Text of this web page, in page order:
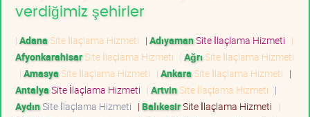
verdiğimiz şehirler
| Adana Site İlaçlama Hizmeti | AdıyamanSite İlaçlama Hizmeti |
AfyonkarahisarSite İlaçlama Hizmeti | Ağrı Site İlaçlama Hizmeti
| Amasya Site İlaçlama Hizmeti | Ankara Site İlaçlama Hizmeti |
AntalyaSite İlaçlama Hizmeti | ArtvinSite İlaçlama Hizmeti |
AydınSite İlaçlama Hizmeti | BalıkesirSite İlaçlama Hizmeti |